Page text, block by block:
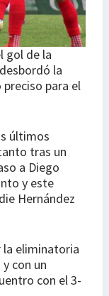
gol de la
la
para el
últimos
tras un
a Diego
y este
Hernández
la eliminatoria
con un
con el 3-